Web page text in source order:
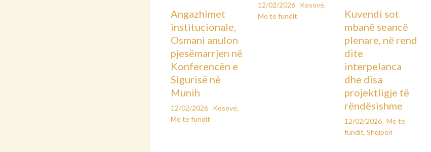
Angazhimet
institucionale,
Osmani anulon
pjesëmarrjen në
Konferencën e
Sigurisë në
Munih
12/02/2026 Kosovë,
Më të fundit
12/02/2026 Kosovë,
Më të fundit
Kuvendi sot
mbanë seancë
plenare, në rend
dite
interpelanca
dhe disa
projektligje të
rëndësishme
12/02/2026 Më të
fundit,Shqipëri